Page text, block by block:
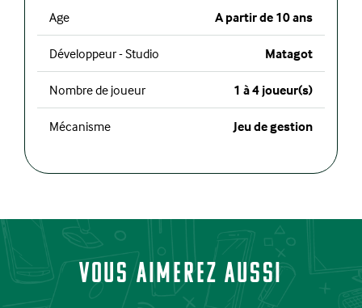
Age A partir de 10 ans
Développeur - Studio Matagot
Nombre de joueur 1 à 4 joueur(s)
Mécanisme Jeu de gestion
Vous aimerez aussi